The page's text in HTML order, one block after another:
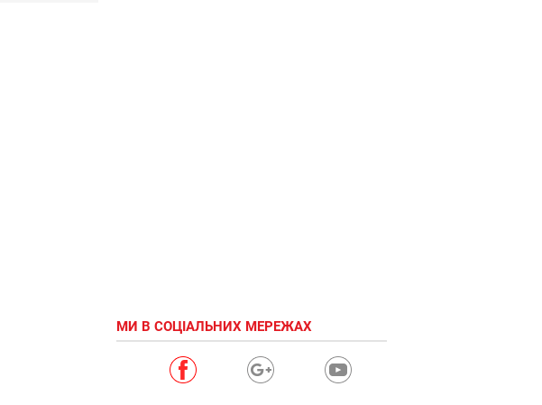
МИ В СОЦІАЛЬНИХ МЕРЕЖАХ